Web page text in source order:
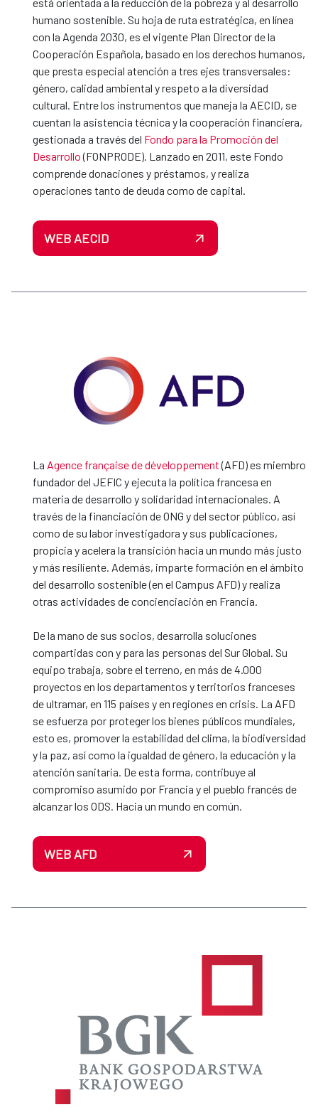
humano sostenible. Su hoja de ruta estratégica, en línea
con la Agenda 2030, es el vigente Plan Director de la
Cooperación Española, basado en los derechos humanos,
que presta especial atención a tres ejes transversales:
género, calidad ambiental y respeto a la diversidad
cultural. Entre los instrumentos que maneja la AECID, se
cuentan la asistencia técnica y la cooperación financiera,
gestionada a través del Fondo para la Promoción del
Desarrollo(FONPRODE). Lanzado en 2011, este Fondo
comprende donaciones y préstamos, y realiza
operaciones tanto de deuda como de capital.
WEB AECID
La Agence française de développement(AFD) es miembro
fundador del JEFIC y ejecuta la política francesa en
materia de desarrollo y solidaridad internacionales. A
través de la financiación de ONG y del sector público, así
como de su labor investigadora y sus publicaciones,
propicia y acelera la transición hacia un mundo más justo
y más resiliente. Además, imparte formación en el ámbito
del desarrollo sostenible (en el Campus AFD) y realiza
otras actividades de concienciación en Francia.
De la mano de sus socios, desarrolla soluciones
compartidas con y para las personas del Sur Global. Su
equipo trabaja, sobre el terreno, en más de 4.000
proyectos en los departamentos y territorios franceses
de ultramar, en 115 países y en regiones en crisis. La AFD
se esfuerza por proteger los bienes públicos mundiales,
esto es, promover la estabilidad del clima, la biodiversidad
y la paz, así como la igualdad de género, la educación y la
atención sanitaria. De esta forma, contribuye al
compromiso asumido por Francia y el pueblo francés de
alcanzar los ODS. Hacia un mundo en común.
WEB AFD